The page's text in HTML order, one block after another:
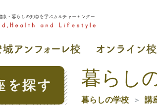
暮らし
暮らしの学校 講